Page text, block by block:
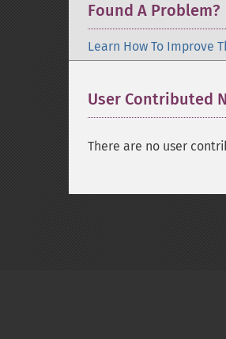
Found A Problem?
Learn How To Improve
User Contributed
There are no user